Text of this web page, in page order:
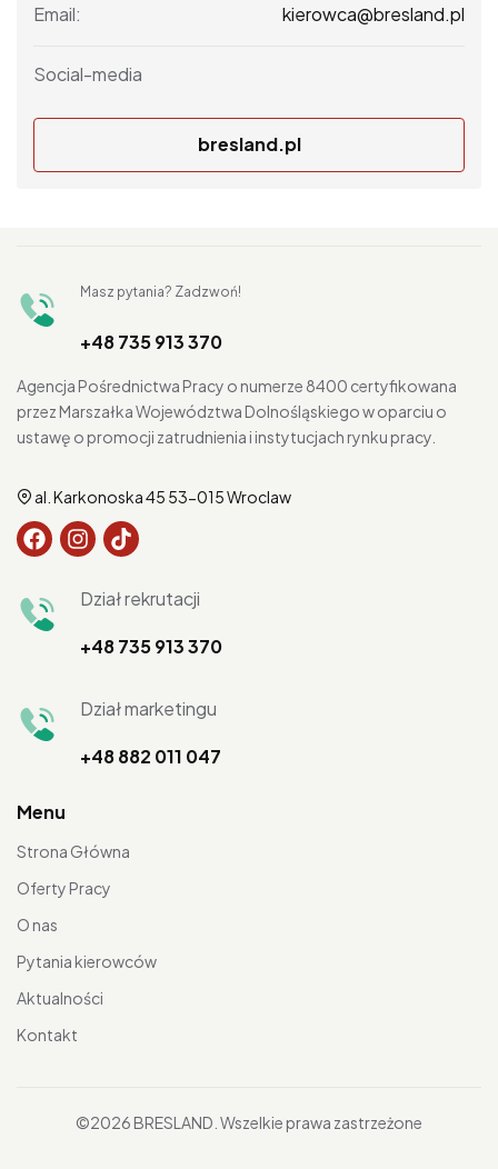
Email: kierowca@bresland.pl
Social-media
bresland.pl
Masz pytania? Zadzwoń!
+48 735 913 370
Agencja Pośrednictwa Pracy o numerze 8400 certyfikowana
przez Marszałka Województwa Dolnośląskiego w oparciu o
ustawę o promocji zatrudnienia i instytucjach rynku pracy.
al. Karkonoska 45 53-015 Wroclaw
Dział rekrutacji
+48 735 913 370
Dział marketingu
+48 882 011 047
Menu
Strona Główna
Oferty Pracy
O nas
Pytania kierowców
Aktualności
Kontakt
©2026 BRESLAND. Wszelkie prawa zastrzeżone